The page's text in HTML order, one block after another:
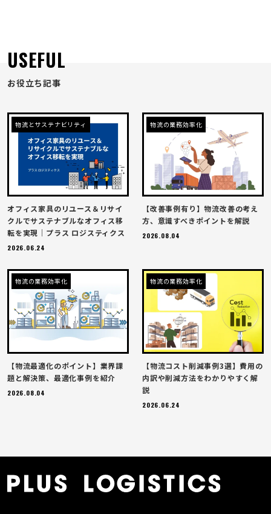
USEFUL
お役立ち記事
物流とサステナビリティ
オフィス家具のリユース＆リサイ
クルでサステナブルなオフィス移
転を実現｜プラス ロジスティクス
2026.06.24
物流の業務効率化
【改善事例有り】物流改善の考え
方、意識すべきポイントを解説
2026.08.04
物流の業務効率化
【物流最適化のポイント】業界課
題と解決策、最適化事例を紹介
2026.08.04
物流の業務効率化
【物流コスト削減事例3選】費用の
内訳や削減方法をわかりやすく解
説
2026.06.24